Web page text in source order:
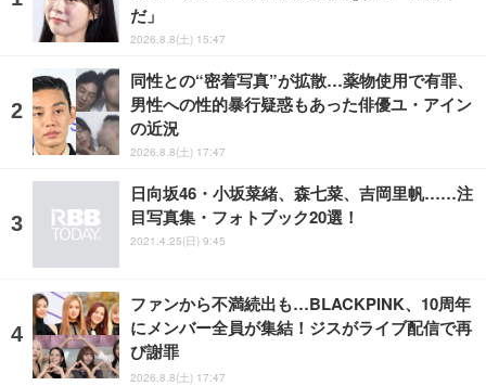
だ」
2026.8.8(土) 15:47
同性との“密着写真”が拡散…薬物使用で有罪、
男性への性的暴行疑惑もあった俳優ユ・アイン
の近況
2026.8.8(土) 17:47
日向坂46・小坂菜緒、森七菜、吉岡里帆……注
目写真集・フォトブック20選！
2021.4.25(日) 9:45
ファンから不満続出も…BLACKPINK、10周年
にメンバー全員が集結！ジスがライブ配信で再
び謝罪
2026.8.8(土) 17:47